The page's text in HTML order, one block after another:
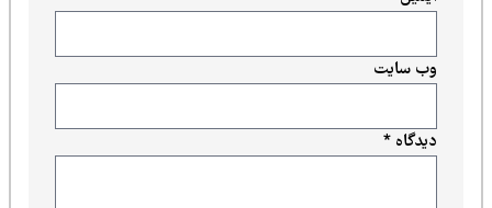
دیدگاه*
وب‌ سایت